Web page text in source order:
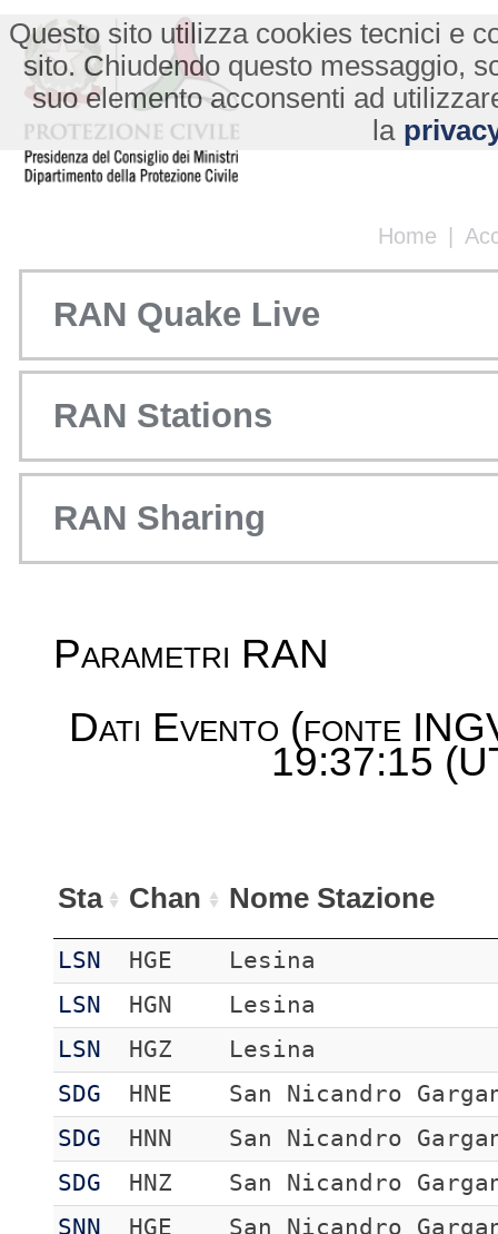
Home |
Questo sito utilizza cookies tecnici e
sito. Chiudendo questo messaggio,
suo elemento acconsenti ad
la
RAN Quake Live
RAN Stations
RAN Sharing
Parametri RAN
Dati Evento (fonte
19:37:15
Sta Chan Nome Stazione
LSN HGE
Lesina
LSN
HGN
Lesina
LSN
HGZ
Lesina
SDG
HNE
San Nicandro
SDG
HNN
San Nicandro
SDG
HNZ
San Nicandro
SNN
HGE